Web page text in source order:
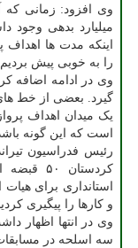
میلیارد بدهی وجود
اینکه مدت ها اهداف
را به خوبی پیش
وی در ادامه
گیرد. بعضی از خط
یک میدان اهداف
است که این گونه
رئیس فدراسیون
استانداری برای
و کارها را پیگیری